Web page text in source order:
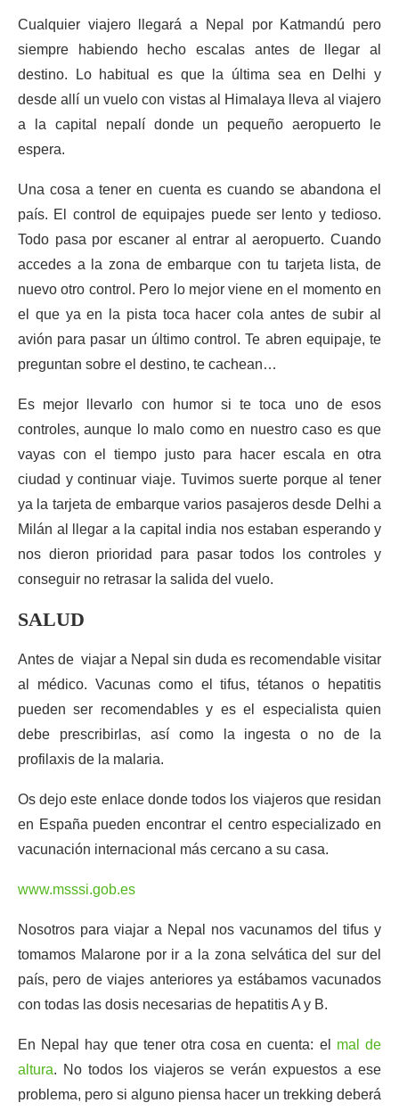
Cualquier viajero llegará a Nepal por Katmandú pero
siempre habiendo hecho escalas antes de llegar al
destino. Lo habitual es que la última sea en Delhi y
desde allí un vuelo con vistas al Himalaya lleva al viajero
a la capital nepalí donde un pequeño aeropuerto le
espera.
Una cosa a tener en cuenta es cuando se abandona el
país. El control de equipajes puede ser lento y tedioso.
Todo pasa por escaner al entrar al aeropuerto. Cuando
accedes a la zona de embarque con tu tarjeta lista, de
nuevo otro control. Pero lo mejor viene en el momento en
el que ya en la pista toca hacer cola antes de subir al
avión para pasar un último control. Te abren equipaje, te
preguntan sobre el destino, te cachean…
Es mejor llevarlo con humor si te toca uno de esos
controles, aunque lo malo como en nuestro caso es que
vayas con el tiempo justo para hacer escala en otra
ciudad y continuar viaje. Tuvimos suerte porque al tener
ya la tarjeta de embarque varios pasajeros desde Delhi a
Milán al llegar a la capital india nos estaban esperando y
nos dieron prioridad para pasar todos los controles y
conseguir no retrasar la salida del vuelo.
SALUD
Antes de viajar a Nepal sin duda es recomendable visitar
al médico. Vacunas como el tifus, tétanos o hepatitis
pueden ser recomendables y es el especialista quien
debe prescribirlas, así como la ingesta o no de la
profilaxis de la malaria.
Os dejo este enlace donde todos los viajeros que residan
en España pueden encontrar el centro especializado en
vacunación internacional más cercano a su casa.
www.msssi.gob.es
Nosotros para viajar a Nepal nos vacunamos del tifus y
tomamos Malarone por ir a la zona selvática del sur del
país, pero de viajes anteriores ya estábamos vacunados
con todas las dosis necesarias de hepatitis A y B.
En Nepal hay que tener otra cosa en cuenta: el mal de
altura. No todos los viajeros se verán expuestos a ese
problema, pero si alguno piensa hacer un trekking deberá